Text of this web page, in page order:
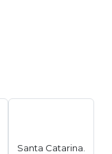
Santa Catarina.